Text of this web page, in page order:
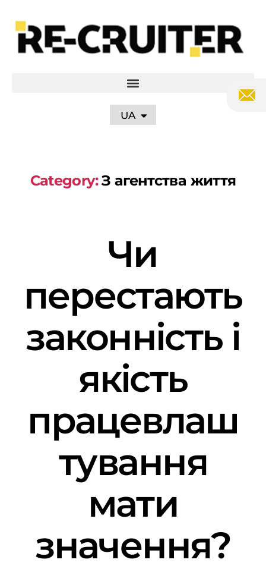
UA
PL
DE
RU
Category: З агентства життя
Чи
перестають
законність і
якість
працевлаш
тування
мати
значення?